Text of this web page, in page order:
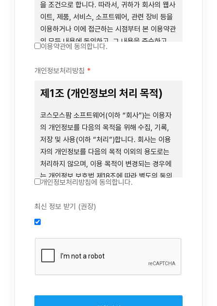
을 조건으로 합니다. 따라서, 귀하가 회사의 웹사
이트, 제품, 서비스, 소프트웨어, 관련 장비 등을
이용하거나 이에 접근하는 시점부터 본 이용약관
의 모든 내용에 동의하고, 그 내용을 준수하고,
귀하가 본 이용약관에 동의하지 않을 경우에는
련 장비 등을 이용하거나 이에 접근하는 행위를
즉시 중단하여야 합니다. 그러므로, 서비스 사용
전에 본 이용약관의 내용을 주의 깊게 읽으시기
바랍니다.
제1장 총칙
제1조 (목적)
웹사이트, 관련 소프트웨어 및 장비 등을 통하여
제공하는 "사이드톡" 서비스와 관련하여 회사와
사항을 규정함을 목적으로 합니다.
이용약관에 동의합니다.
개인정보처리방침 *
제1조 (개인정보의 처리 목적)
코스모스팜 소프트웨어(이하 “회사”)는 이용자
의 개인정보를 다음의 목적을 위해 수집, 기록,
저장 및 사용(이하 “처리”)합니다. 회사는 이용
자의 개인정보를 다음의 목적 이외의 용도로는
처리하지 않으며, 이용 목적이 변경되는 경우에
는 개인정보 보호법 제18조에 따라 별도의 동의
를 받는 등 법령상 필요한 조치를 이행합니다.
인 동의 진행, 이용자 및 법정대리인의 본인 확
인, 이용자 식별, 회원탈퇴 의사의 확인
2. 약관 위반 행위 등을 포함하여 서비스의 원활
한 운영에 지장을 주는 행위에 대한 방지 및 제
재, 계정도용 방지, 약관 개정 등의 고지사항 전
달, 분쟁조정을 위한 기록 보존, 민원처리 등 이
3. 서비스 이용기록과 접속 빈도 분석, 서비스 이
개인정보처리방침에 동의합니다.
최신 정보 받기 (권장)